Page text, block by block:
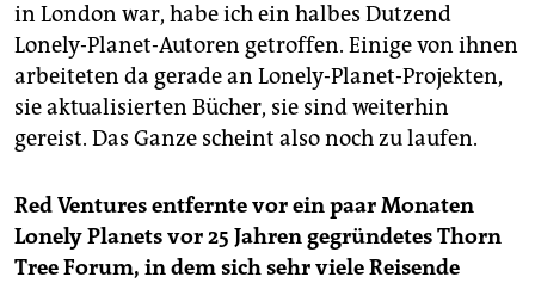
in London war, habe ich ein halbes Dutzend
Lonely-Planet-Autoren getroffen. Einige von ihnen
arbeiteten da gerade an Lonely-Planet-Projekten,
sie aktualisierten Bücher, sie sind weiterhin
gereist. Das Ganze scheint also noch zu laufen.
Red Ventures entfernte vor ein paar Monaten
Lonely Planets vor 25 Jahren gegründetes Thorn
Tree Forum, in dem sich sehr viele Reisende